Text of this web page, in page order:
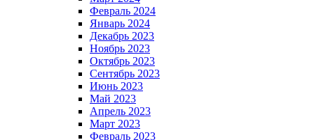
Февраль 2024
Январь 2024
Декабрь 2023
Ноябрь 2023
Октябрь 2023
Сентябрь 2023
Июнь 2023
Май 2023
Апрель 2023
Март 2023
Февраль 2023